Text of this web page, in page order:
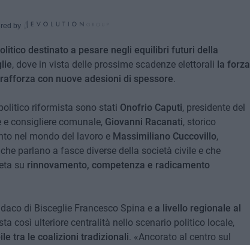
by
destinato a pesare negli equilibri futuri della
, dove in vista delle prossime scadenze elettorali la forza
con nuove adesioni di spessore.
riformista sono stati Onofrio Caputi, presidente del
consigliere comunale, Giovanni Racanati, storico
nel mondo del lavoro e Massimiliano Cuccovillo,
parlano a fasce diverse della società civile e che
su rinnovamento, competenza e radicamento
di Bisceglie Francesco Spina e a livello regionale al
così ulteriore centralità nello scenario politico locale,
tra le coalizioni tradizionali. «Ancorato al centro sul